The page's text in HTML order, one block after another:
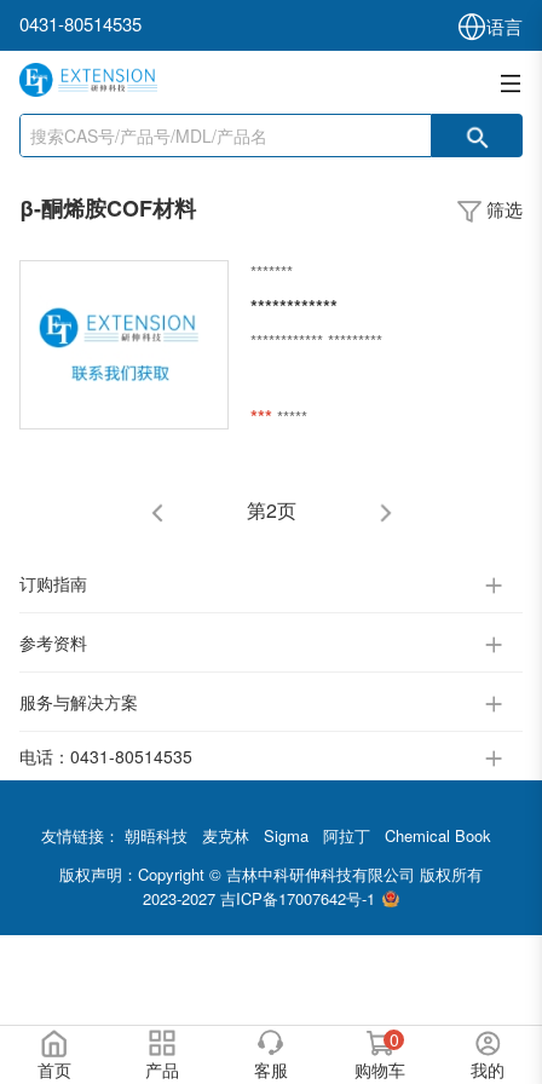
0431-80514535 语言
β-酮烯胺COF材料 筛选
*******
************
************ *********
*** *****
第2页
订购指南
参考资料
服务与解决方案
电话： 0431-80514535
友情链接： 朝晤科技 麦克林 Sigma 阿拉丁
Chemical Book
版权声明：Copyright © 吉林中科研伸科技有限公司 版权所有
2023-2027 吉ICP备17007642号-1
首页 产品 客服
0
购物车
我的